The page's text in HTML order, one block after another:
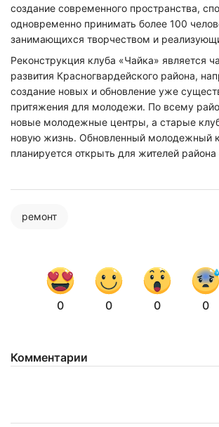
создание современного пространства,
одновременно принимать более 100
занимающихся творчеством и
Реконструкция клуба «Чайка» является
развития Красногвардейского района,
создание новых и обновление уже
притяжения для молодежи. По всему
новые молодежные центры, а старые
новую жизнь. Обновленный молодежный
планируется открыть для жителей
ремонт
0 0 0 0
Комментарии